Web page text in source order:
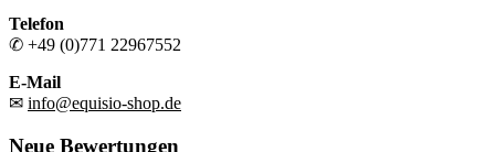
Telefon
✆ +49 (0)771 22967552
E-Mail
✉ info@equisio-shop.de
Neue Bewertungen